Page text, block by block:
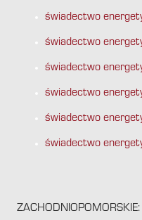
świadectwo
świadectwo
świadectwo
świadectwo
świadectwo
świadectwo
ZACHODNIOPOMORSKIE: